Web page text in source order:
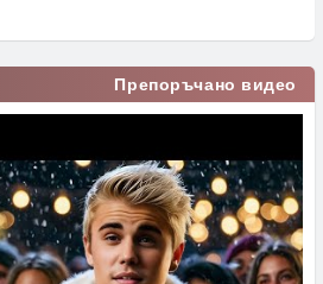
Препоръчано видео